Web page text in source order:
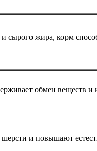
сырого жира, корм
обмен веществ
и повышают